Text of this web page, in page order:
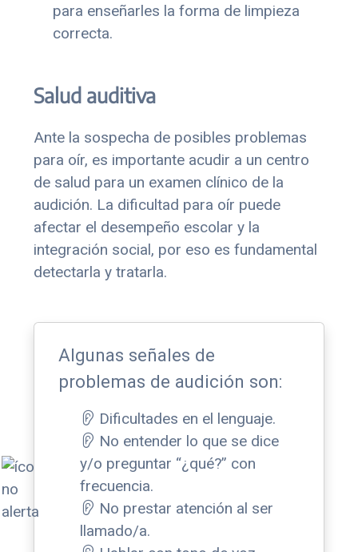
para enseñarles la forma de limpieza
correcta.
Salud auditiva
Ante la sospecha de posibles problemas
para oír, es importante acudir a un centro
de salud para un examen clínico de la
audición. La dificultad para oír puede
afectar el desempeño escolar y la
integración social, por eso es fundamental
detectarla y tratarla.
Algunas señales de
problemas de audición son:
Dificultades en el lenguaje.
No entender lo que se dice
y/o preguntar “¿qué?” con
frecuencia.
No prestar atención al ser
llamado/a.